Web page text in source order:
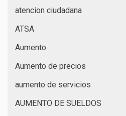
atencion ciudadana
ATSA
Aumento
Aumento de precios
aumento de servicios
AUMENTO DE SUELDOS